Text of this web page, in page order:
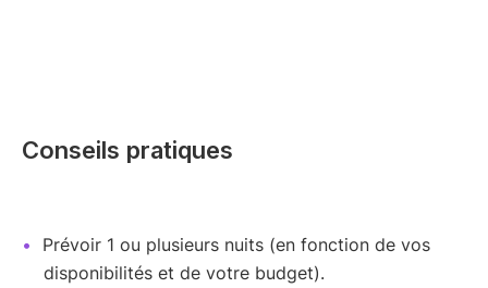
Conseils pratiques
Prévoir 1 ou plusieurs nuits (en fonction de vos
disponibilités et de votre budget).